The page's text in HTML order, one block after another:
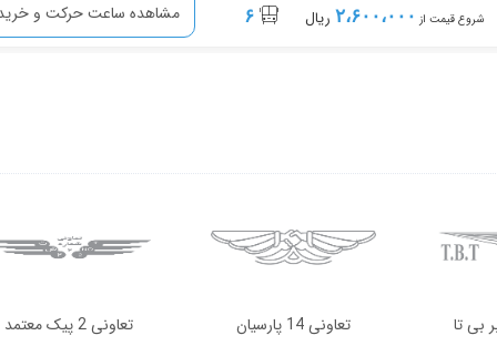
شروع قیمت از ۲،۶۰۰،۰۰۰ ریال ۶ مشاهده ساعت حرکت و
تعاونی 14 پارسیان تعاونی 2 پیک معتمد